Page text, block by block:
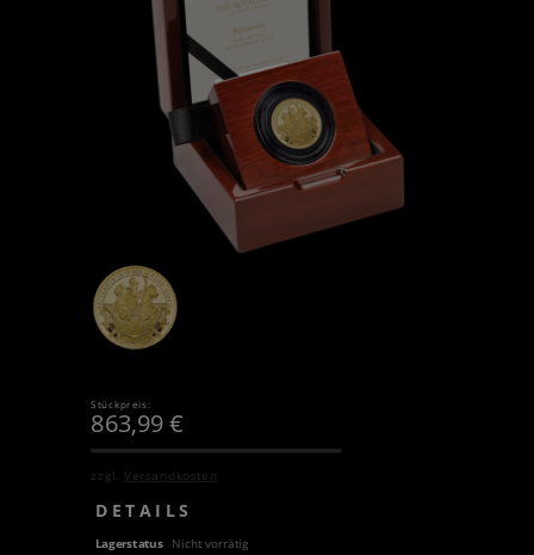
Stückpreis:
863,99€
zzgl.Versandkosten
DETAILS
Lagerstatus
Nicht vorrätig